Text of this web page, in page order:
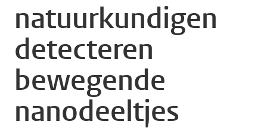
natuurkundigen
detecteren
bewegende
nanodeeltjes